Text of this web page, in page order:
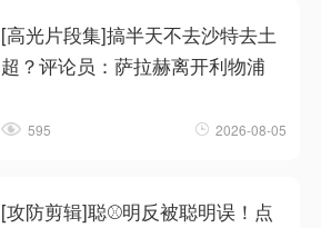
[高光片段集]搞半天不去沙特去土
超？评论员：萨拉赫离开利物浦
595 2026-08-05
[攻防剪辑]聪⚾明反被聪明误！点